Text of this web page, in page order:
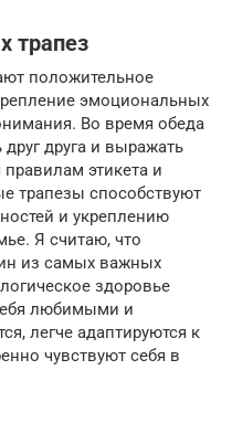
трапез
положительное
эмоциональных
Во время обеда
друг друга и выражать
этикета и
трапезы способствуют
и укреплению
Я считаю, что
из самых важных
здоровье
любимыми и
легче адаптируются к
чувствуют себя в